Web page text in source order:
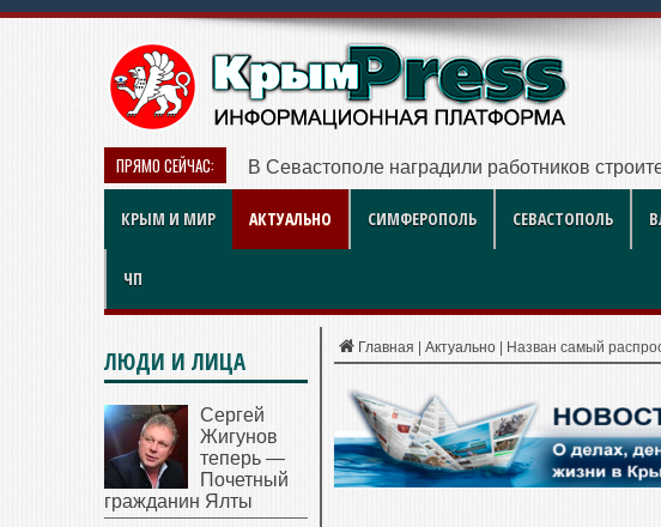
ПРЯМО СЕЙЧАС: В Севастополе наградили работников
КРЫМ И МИР АКТУАЛЬНО СИМФЕРОПОЛЬ СЕВАСТОПОЛЬ
ЧП
Главная Актуально Назван самый
ЛЮДИ И ЛИЦА
Сергей
Жигунов
теперь —
Почетный
гражданин Ялты